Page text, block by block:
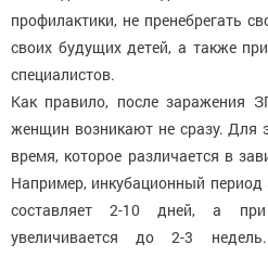
профилактики, не пренебрегать
своих будущих детей, а также
специалистов.
Как правило, после
женщин возникают не сразу. Для
время, которое различается в
Например, инкубационный
составляет 2-10 дней, а
увеличивается до 2-3